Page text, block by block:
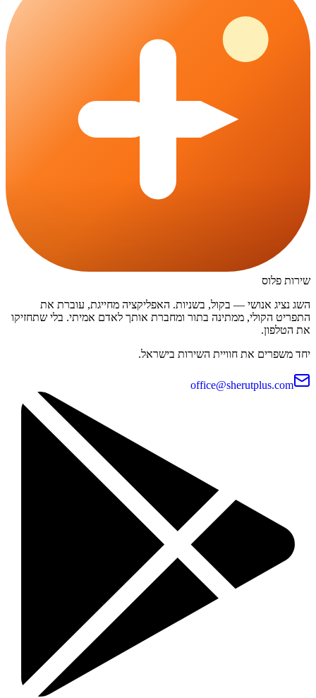
שירות פלוס
השג נציג אנושי — בקול, בשניות. האפליקציה מחייגת, עוברת את
התפריט הקולי, ממתינה בתור ומחברת אותך לאדם אמיתי. בלי שתחזיקו
את הטלפון.
יחד משפרים את חוויית השירות בישראל.
office@sherutplus.com